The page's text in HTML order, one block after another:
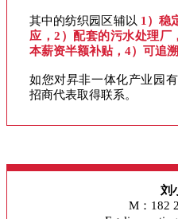
其中的纺织园区辅以 1）稳
应，2）配套的污水处理厂
本薪资半额补贴，4）可追
如您对昇非一体化产业园
招商代表取得联系。
刘
M：182